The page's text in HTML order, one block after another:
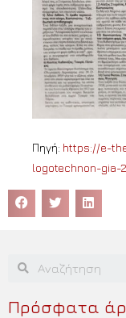
Πηγή: https://e-
logotechnon-gia-
Πρόσφατα